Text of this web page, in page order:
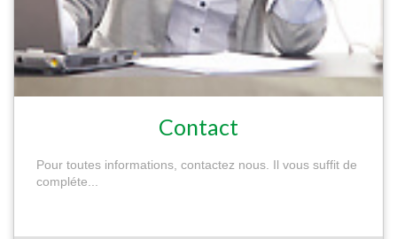
Contact
Pour toutes informations, contactez nous. Il vous suffit de
compléte...